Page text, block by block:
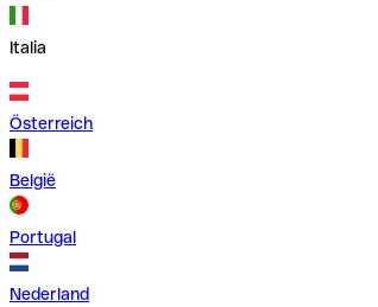
Italia
Österreich
België
Portugal
Nederland